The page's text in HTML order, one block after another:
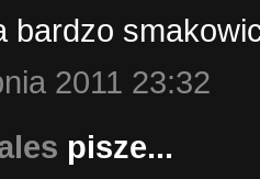
bardzo
2011 23:32
pisze...